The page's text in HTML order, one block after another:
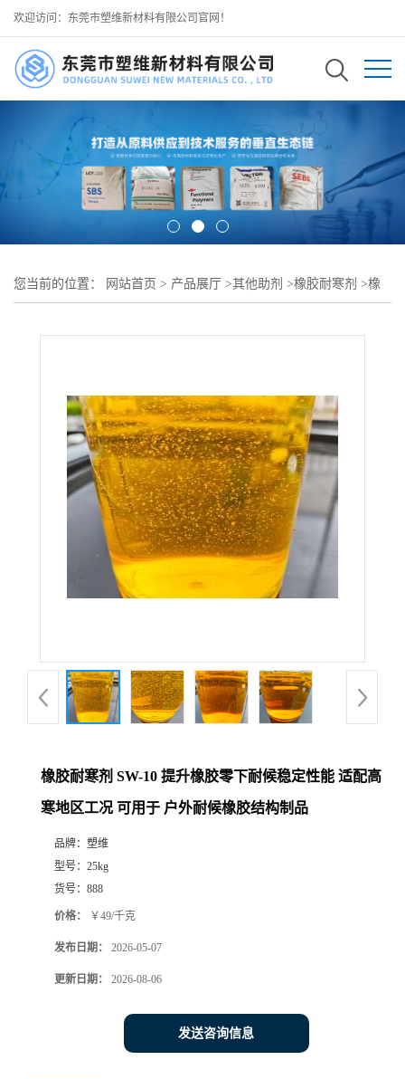
欢迎访问：东莞市塑维新材料有限公司官网！
您当前的位置： 网站首页 > 产品展厅 >其他助剂 >橡胶耐寒剂 >橡
橡胶耐寒剂 SW-10 提升橡胶零下耐候稳定性能 适配高
寒地区工况 可用于 户外耐候橡胶结构制品
品牌： 塑维
型号： 25kg
货号： 888
价格： ￥49/千克
发布日期： 2026-05-07
更新日期： 2026-08-06
发送咨询信息